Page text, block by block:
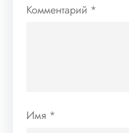
Комментарий *
Имя *